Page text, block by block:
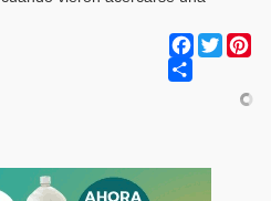
Facebook
Twitter